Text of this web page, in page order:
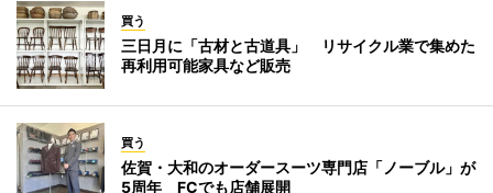
買う
三日月に「古材と古道具」 リサイクル業で集めた
再利用可能家具など販売
買う
佐賀・大和のオーダースーツ専門店「ノーブル」が
5周年 FCでも店舗展開